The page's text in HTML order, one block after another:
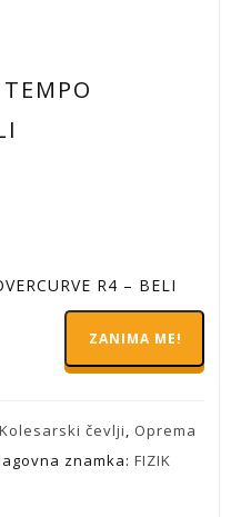
€.
R4 – BELI
ZANIMA ME!
Kolesarski čevlji, Oprema
znamka:FIZIK